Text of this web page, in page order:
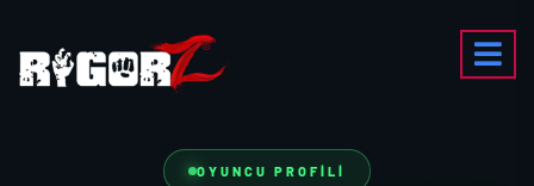
OYUNCU PROFILI